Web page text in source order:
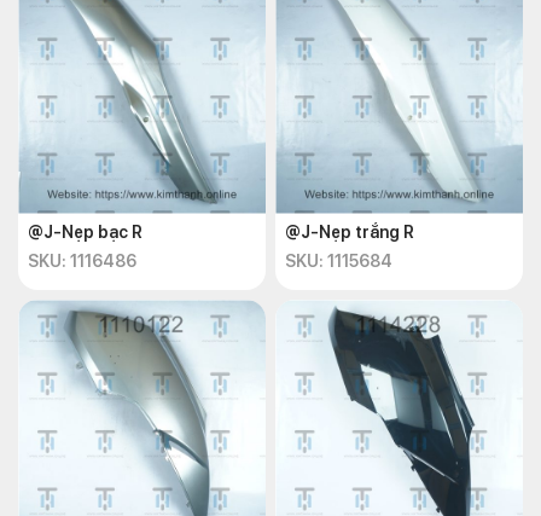
@J-Nẹp bạc R
SKU: 1116486
@J-Nẹp trắng R
SKU: 1115684